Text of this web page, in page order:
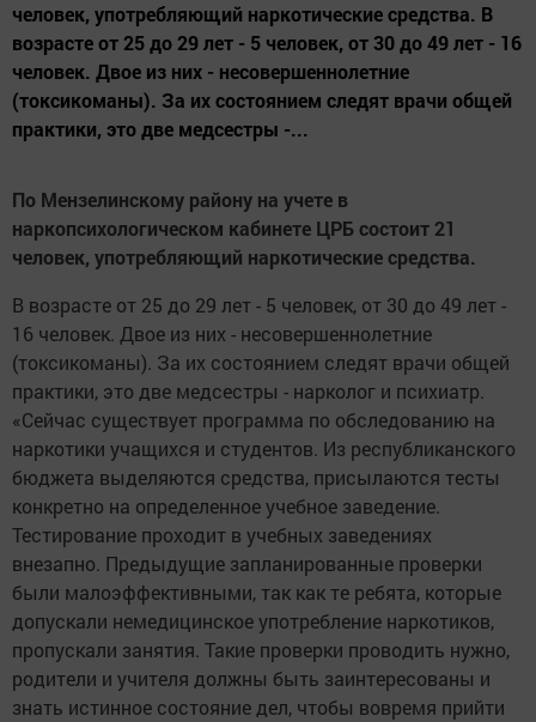
человек, употребляющий наркотические средства. В
возрасте от 25 до 29 лет - 5 человек, от 30 до 49 лет - 16
че­ловек. Двое из них - несовер­шеннолетние
(токсикоманы). За их состоянием следят врачи общей
практики, это две мед­сестры -...
По Мензелинскому району на учете в
наркопсихологическом кабинете ЦРБ состоит 21
человек, употребляющий наркотические средства.
В возрасте от 25 до 29 лет - 5 человек, от 30 до 49 лет -
16 че­ловек. Двое из них - несовер­шеннолетние
(токсикоманы). За их состоянием следят врачи общей
практики, это две мед­сестры - нарколог и психиатр.
«Сейчас существует програм­ма по обследованию на
нар­котики учащихся и студентов. Из республиканского
бюджета выделяются средства, при­сылаются тесты
конкретно на определенное учебное заведе­ние.
Тестирование проходит в учебных заведениях
внезапно. Предыдущие запланирован­ные проверки
были малоэф­фективными, так как те ребята, которые
допускали немедицин­ское употребление наркотиков,
пропускали занятия. Такие про­верки проводить нужно,
роди­тели и учителя должны быть заинтересованы и
знать истин­ное состояние дел, чтобы во­время прийти